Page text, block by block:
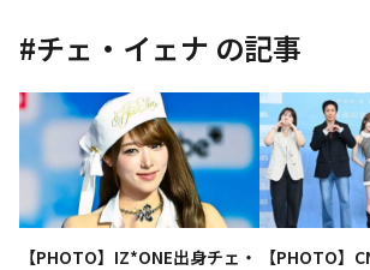
#チェ・イェナ の記事
【PHOTO】IZ*ONE出身チェ・
【PHOTO】